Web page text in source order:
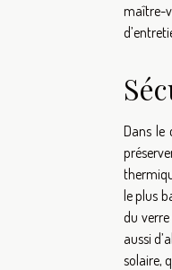
maître-
Dans le
le plus
du
aussi
solaire,